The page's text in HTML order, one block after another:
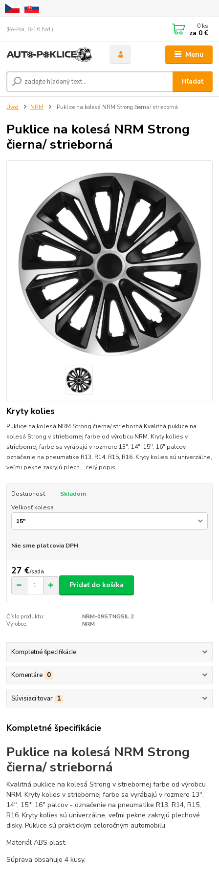
Menu
Hľadať
(Po-Pia, 8-16 hod.) 0 ks
za 0 €
Úvod NRM Puklice na kolesá NRM Strong čierna/ strieborná
Puklice na kolesá NRM Strong
čierna/ strieborná
Kryty kolies
Puklice na kolesá NRM Strong čierna/ strieborná Kvalitná puklice na
kolesá Strong v striebornej farbe od výrobcu NRM. Kryty kolies v
striebornej farbe sa vyrábajú v rozmere 13", 14", 15'', 16" palcov -
označenie na pneumatike R13, R14, R15, R16. Kryty kolies sú univerzálne,
veľmi pekne zakryjú plech... celý popis
Dostupnosť
Skladom
Veľkosť kolesa
Nie sme platcovia DPH
27 €/sada
Pridať do košíka
Číslo produktu:
NRM-09STNGSIL 2
Výrobce:
NRM
Kompletné špecifikácie
Komentáre 0
Súvisiaci tovar 1
Kompletné špecifikácie
Puklice na kolesá NRM Strong
čierna/ strieborná
Kvalitná puklice na kolesá Strong v striebornej farbe od výrobcu
NRM. Kryty kolies v striebornej farbe sa vyrábajú v rozmere 13",
14", 15'', 16" palcov - označenie na pneumatike R13, R14, R15,
R16. Kryty kolies sú univerzálne, veľmi pekne zakryjú plechové
disky. Puklice sú praktickým celoročným automobilu.
Materiál ABS plast.
Súprava obsahuje 4 kusy.